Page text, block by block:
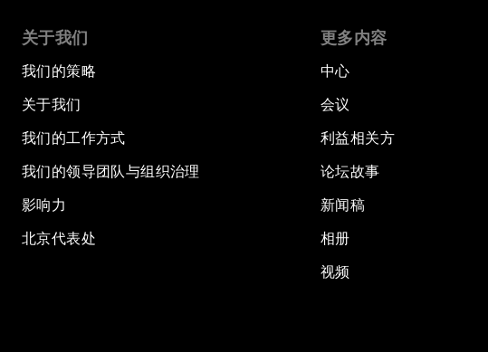
关于我们
我们的策略
关于我们
我们的工作方式
我们的领导团队与组织治理
影响力
北京代表处
更多内容
中心
会议
利益相关方
论坛故事
新闻稿
相册
视频